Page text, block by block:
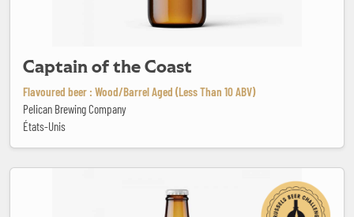
Captain of the Coast
Flavoured beer : Wood/Barrel Aged (Less Than 10 ABV)
Pelican Brewing Company
États-Unis